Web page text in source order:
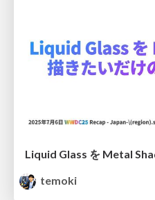
temoki